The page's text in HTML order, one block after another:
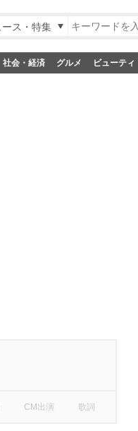
ース・特集
社会・経済 グルメ ビューティ
CM出演 歌詞